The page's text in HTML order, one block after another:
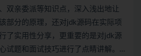
双亲委派等知识点，深入浅出地让
部分的原理，还对jdk源码在实际项
了实用性分享，更重要的是对jdk源
试题和面试技巧进行了点睛讲解。…